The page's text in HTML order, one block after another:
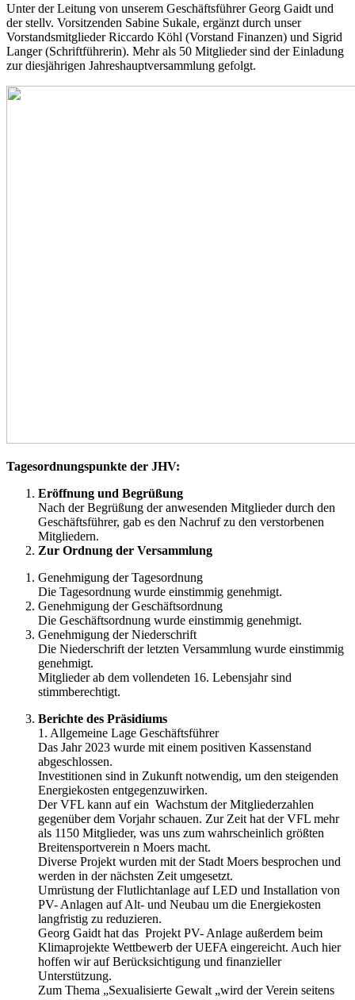
Unter der Leitung von unserem Geschäftsführer Georg Gaidt und
der stellv. Vorsitzenden Sabine Sukale, ergänzt durch unser
Vorstandsmitglieder Riccardo Köhl (Vorstand Finanzen) und Sigrid
Langer (Schriftführerin). Mehr als 50 Mitglieder sind der Einladung
zur diesjährigen Jahreshauptversammlung gefolgt.
Tagesordnungspunkte der JHV:
Eröffnung und Begrüßung
Nach der Begrüßung der anwesenden Mitglieder durch den
Geschäftsführer, gab es den Nachruf zu den verstorbenen
Mitgliedern.
Zur Ordnung der Versammlung
Genehmigung der Tagesordnung
Die Tagesordnung wurde einstimmig genehmigt.
Genehmigung der Geschäftsordnung
Die Geschäftsordnung wurde einstimmig genehmigt.
Genehmigung der Niederschrift
Die Niederschrift der letzten Versammlung wurde einstimmig
genehmigt.
Mitglieder ab dem vollendeten 16. Lebensjahr sind
stimmberechtigt.
Berichte des Präsidiums
1. Allgemeine Lage Geschäftsführer
Das Jahr 2023 wurde mit einem positiven Kassenstand
abgeschlossen.
Investitionen sind in Zukunft notwendig, um den steigenden
Energiekosten entgegenzuwirken.
Der VFL kann auf ein Wachstum der Mitgliederzahlen
gegenüber dem Vorjahr schauen. Zur Zeit hat der VFL mehr
als 1150 Mitglieder, was uns zum wahrscheinlich größten
Breitensportverein n Moers macht.
Diverse Projekt wurden mit der Stadt Moers besprochen und
werden in der nächsten Zeit umgesetzt.
Umrüstung der Flutlichtanlage auf LED und Installation von
PV- Anlagen auf Alt- und Neubau um die Energiekosten
langfristig zu reduzieren.
Georg Gaidt hat das Projekt PV- Anlage außerdem beim
Klimaprojekte Wettbewerb der UEFA eingereicht. Auch hier
hoffen wir auf Berücksichtigung und finanzieller
Unterstützung.
Zum Thema „Sexualisierte Gewalt „wird der Verein seitens